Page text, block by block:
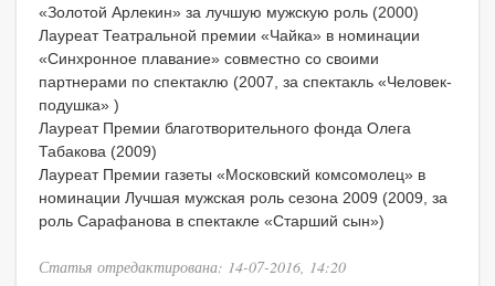
«Золотой Арлекин» за лучшую мужскую роль (2000)
Лауреат Театральной премии «Чайка» в номинации
«Синхронное плавание» совместно со своими
партнерами по спектаклю (2007, за спектакль «Человек-
подушка» )
Лауреат Премии благотворительного фонда Олега
Табакова (2009)
Лауреат Премии газеты «Московский комсомолец» в
номинации Лучшая мужская роль сезона 2009 (2009, за
роль Сарафанова в спектакле «Старший сын»)
Статья отредактирована: 14-07-2016, 14:20